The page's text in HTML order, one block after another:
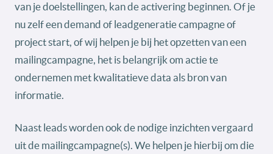
van je doelstellingen, kan de activering beginnen. Of je
nu zelf een demand of leadgeneratie campagne of
project start, of wij helpen je bij het opzetten van een
mailingcampagne, het is belangrijk om actie te
ondernemen met kwalitatieve data als bron van
informatie.
Naast leads worden ook de nodige inzichten vergaard
uit de mailingcampagne(s). We helpen je hierbij om die